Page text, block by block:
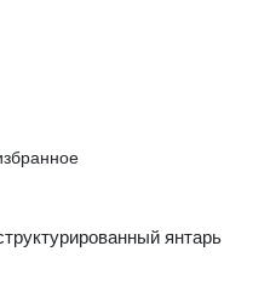
янтарь